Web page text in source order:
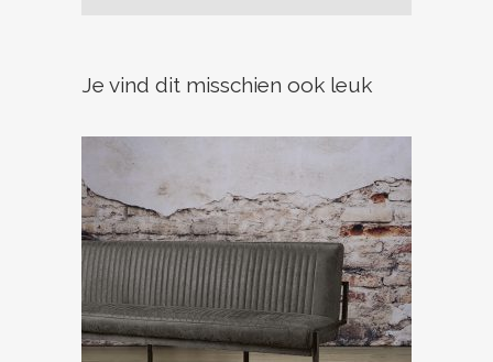
Je vind dit misschien ook leuk